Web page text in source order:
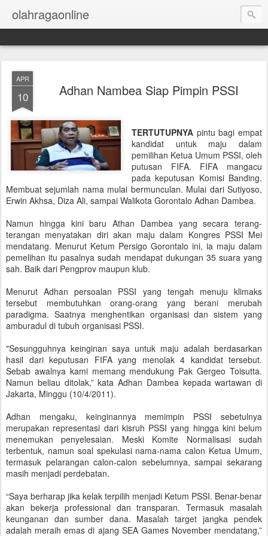
olahragaonline
APR
10 Adhan Nambea Siap Pimpin PSSI
TERTUTUPNYA pintu bagi empat
kandidat untuk maju dalam
pemilihan Ketua Umum PSSI, oleh
putusan FIFA. FIFA mangacu
pada keputusan Komisi Banding.
Membuat sejumlah nama mulai bermunculan. Mulai dari Sutiyoso,
Erwin Akhsa, Diza Ali, sampai Walikota Gorontalo Adhan Dambea.
Namun hingga kini baru Athan Dambea yang secara terang-
terangan menyatakan diri akan maju dalam Kongres PSSI Mei
mendatang. Menurut Ketum Persigo Gorontalo ini, ia maju dalam
pemelihan itu pasalnya sudah mendapat dukungan 35 suara yang
sah. Baik dari Pengprov maupun klub.
Menurut Adhan persoalan PSSI yang tengah menuju klimaks
tersebut membutuhkan orang-orang yang berani merubah
paradigma. Saatnya menghentikan organisasi dan sistem yang
amburadul di tubuh organisasi PSSI.
"Sesungguhnya keinginan saya untuk maju adalah berdasarkan
hasil dari keputusan FIFA yang menolak 4 kandidat tersebut.
Sebab awalnya kami memang mendukung Pak Gergeo Toisutta.
Namun beliau ditolak,” kata Adhan Dambea kepada wartawan di
Jakarta, Minggu (10/4/2011).
Adhan mengaku, keinginannya memimpin PSSI sebetulnya
merupakan representasi dari kisruh PSSI yang hingga kini belum
menemukan penyelesaian. Meski Komite Normalisasi sudah
terbentuk, namun soal spekulasi nama-nama calon Ketua Umum,
termasuk pelarangan calon-calon sebelumnya, sampai sekarang
masih menjadi perdebatan.
“Saya berharap jika kelak terpilih menjadi Ketum PSSI. Benar-benar
akan bekerja professional dan transparan. Termasuk masalah
keunganan dan sumber dana. Masalah target jangka pendek
adalah meraih emas di ajang SEA Games November mendatang,”